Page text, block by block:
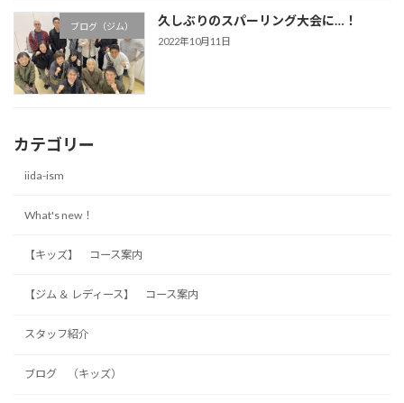
ブログ（ジム） 久しぶりのスパーリング大会に…！
2022年10月11日
カテゴリー
iida-ism
What's new！
【キッズ】 コース案内
【ジム ＆ レディース】 コース案内
スタッフ紹介
ブログ （キッズ）